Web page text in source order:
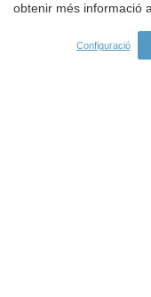
obtenir més informació
Configuració